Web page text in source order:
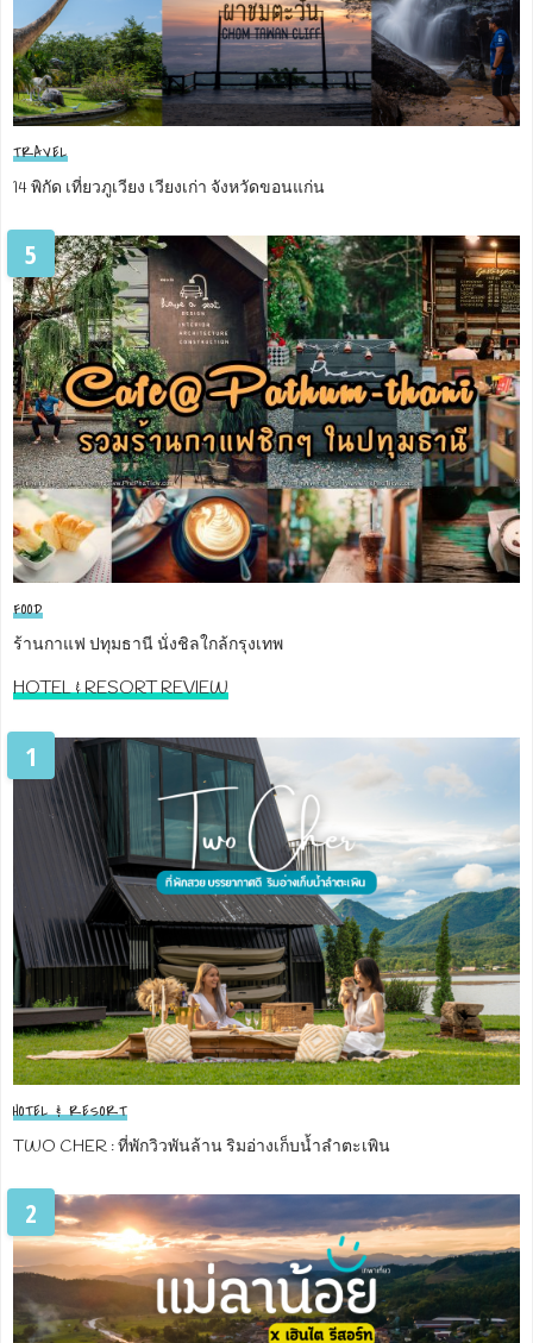
TRAVEL
14 พิกัด เที่ยวภูเวียง เวียงเก่า จังหวัดขอนแก่น
5
FOOD
ร้านกาแฟ ปทุมธานี นั่งชิลใกล้กรุงเทพ
HOTEL & RESORT REVIEW
1
HOTEL & RESORT
TWO CHER : ที่พักวิวพันล้าน ริมอ่างเก็บน้ำลำตะเพิน
2